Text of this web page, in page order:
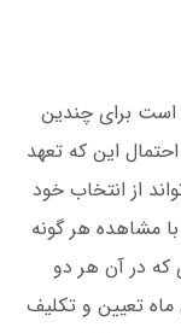
برای چندین
این که تعهد
از انتخاب خود
مشاهده هر گونه
که در آن هر دو
تعیین و تکلیف